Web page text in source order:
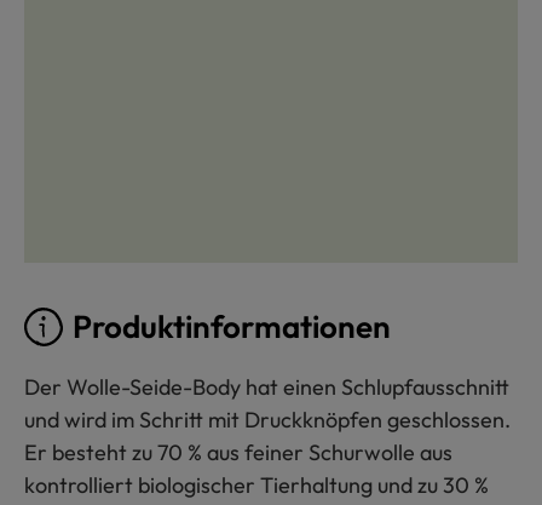
Produktinformationen
Der Wolle-Seide-Body hat einen Schlupfausschnitt
und wird im Schritt mit Druckknöpfen geschlossen.
Er besteht zu 70 % aus feiner Schurwolle aus
kontrolliert biologischer Tierhaltung und zu 30 %